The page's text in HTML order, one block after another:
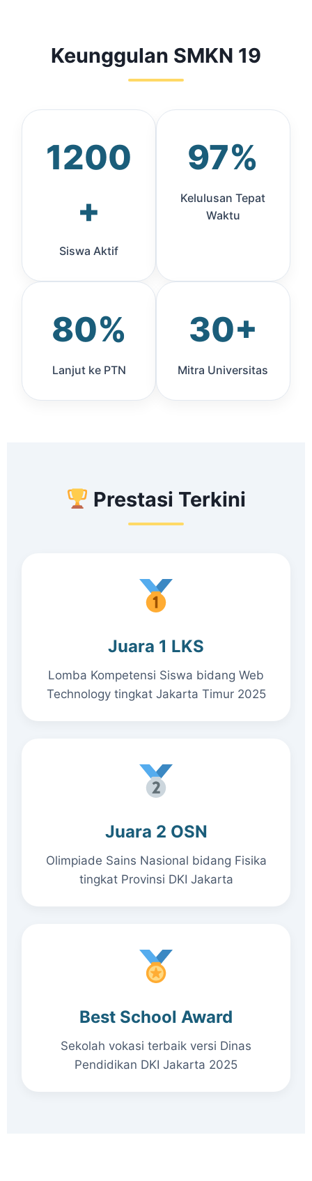
Keunggulan SMKN 19
1200
+
Siswa Aktif
97%
Kelulusan Tepat
Waktu
80%
Lanjut ke PTN
30+
Mitra Universitas
Prestasi Terkini
Juara 1 LKS
Lomba Kompetensi Siswa bidang Web
Technology tingkat Jakarta Timur 2025
Juara 2 OSN
Olimpiade Sains Nasional bidang Fisika
tingkat Provinsi DKI Jakarta
Best School Award
Sekolah vokasi terbaik versi Dinas
Pendidikan DKI Jakarta 2025